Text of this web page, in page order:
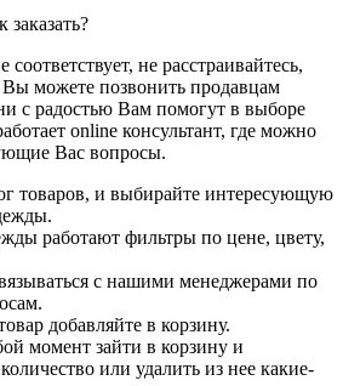
не расстраивайтесь,
можете позвонить продавцам
с радостью Вам помогут в выборе
online консультант, где можно
Вас вопросы.
товаров, и выбирайте интересующую
работают фильтры по цене, цвету,
с нашими менеджерами по
добавляйте в корзину.
момент зайти в корзину и
или удалить из нее какие-